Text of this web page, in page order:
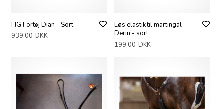
HG Fortøj Dian - Sort
939,00 DKK
Løs elastik til martingal -
Derin - sort
199,00 DKK